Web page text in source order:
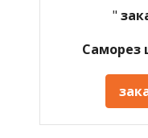
"
Саморез